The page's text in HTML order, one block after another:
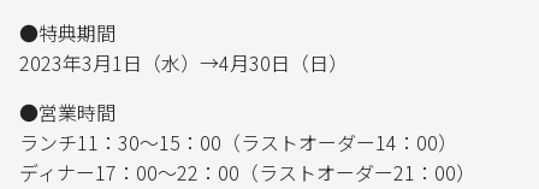
●特典期間
2023年3月1日（水）→4月30日（日）
●営業時間
ランチ11：30～15：00（ラストオーダー14：00）
ディナー17：00～22：00（ラストオーダー21：00）